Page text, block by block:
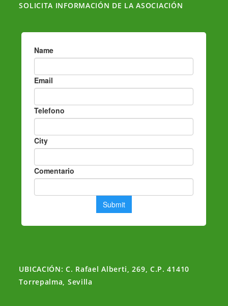
SOLICITA INFORMACIÓN DE LA ASOCIACIÓN
UBICACIÓN: C. Rafael Alberti, 269, C.P. 41410
Torrepalma, Sevilla